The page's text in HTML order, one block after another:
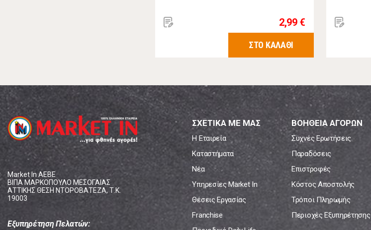
2,99 €
ΣΤΟ ΚΑΛΑΘΙ
Market In ΑΕΒΕ
ΒΙΠΑ ΜΑΡΚΟΠΟΥΛΟ ΜΕΣΟΓΑΙΑΣ
ΑΤΤΙΚΗΣ ΘΕΣΗ ΝΤΟΡΟΒΑΤΕΖΑ, Τ.Κ.
19003
Εξυπηρέτηση Πελατών:
ΣΧΕΤΙΚΑ ΜΕ ΜΑΣ
Η Εταιρεία
Καταστήματα
Νέα
Υπηρεσίες Market In
Θέσεις Εργασίας
Franchise
ΒΟΗΘΕΙΑ ΑΓΟΡΩΝ
Συχνές Ερωτήσεις
Παραδόσεις
Επιστροφές
Κόστος Αποστολής
Τρόποι Πληρωμής
Περιοχές Εξυπηρέτησης